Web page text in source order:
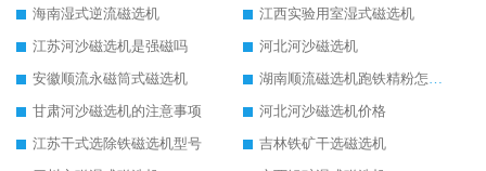
海南湿式逆流磁选机
江西实验用室湿式磁选机
江苏河沙磁选机是强磁吗
河北河沙磁选机
安徽顺流永磁筒式磁选机
湖南顺流磁选机跑铁精粉怎么处理
甘肃河沙磁选机的注意事项
河北河沙磁选机价格
江苏干式选除铁磁选机型号
吉林铁矿干选磁选机